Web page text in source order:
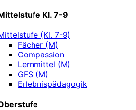
Kl. 7-9
(Kl. 7-9)
Fächer (M)
Compassion
Lernmittel (M)
GFS (M)
Erlebnispädagogik